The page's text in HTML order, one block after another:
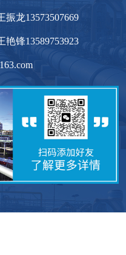
龙13573507669
锋13589753923